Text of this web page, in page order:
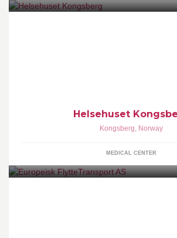
Helsehuset
Kongsberg, Norway
MEDICAL CENTER